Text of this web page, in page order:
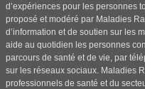
d’expériences pour les personnes
proposé et modéré par Maladies
d’information et de soutien sur les
aide au quotidien les personnes
parcours de santé et de vie, par
sur les réseaux sociaux. Maladies
professionnels de santé et du